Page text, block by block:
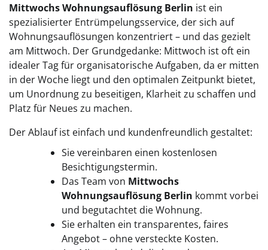
Mittwochs Wohnungsauflösung Berlin ist ein
spezialisierter Entrümpelungsservice, der sich auf
Wohnungsauflösungen konzentriert – und das gezielt
am Mittwoch. Der Grundgedanke: Mittwoch ist oft ein
idealer Tag für organisatorische Aufgaben, da er mitten
in der Woche liegt und den optimalen Zeitpunkt bietet,
um Unordnung zu beseitigen, Klarheit zu schaffen und
Platz für Neues zu machen.
Der Ablauf ist einfach und kundenfreundlich gestaltet:
Sie vereinbaren einen kostenlosen
Besichtigungstermin.
Das Team von Mittwochs
Wohnungsauflösung Berlin kommt vorbei
und begutachtet die Wohnung.
Sie erhalten ein transparentes, faires
Angebot – ohne versteckte Kosten.